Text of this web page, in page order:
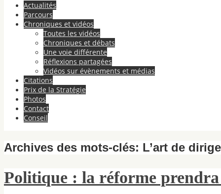
Actualités
Parcours
Chroniques et vidéos
Toutes les vidéos
Chroniques et débats
Une voie différente
Réflexions partagées
Vidéos sur évènements et médias
Citations
Prix de la Stratégie
Photos
Contact
Conseil
Archives des mots-clés: L’art de
Politique : la réforme